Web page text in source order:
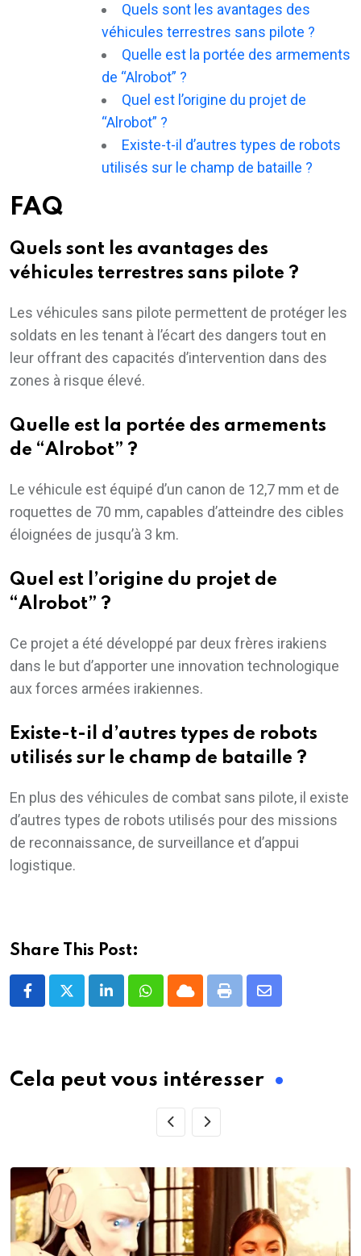
Quels sont les avantages des
véhicules terrestres sans pilote ?
Quelle est la portée des armements
de “Alrobot” ?
Quel est l’origine du projet de
“Alrobot” ?
Existe-t-il d’autres types de robots
utilisés sur le champ de bataille ?
FAQ
Quels sont les avantages des
véhicules terrestres sans pilote ?
Les véhicules sans pilote permettent de protéger les
soldats en les tenant à l’écart des dangers tout en
leur offrant des capacités d’intervention dans des
zones à risque élevé.
Quelle est la portée des armements
de “Alrobot” ?
Le véhicule est équipé d’un canon de 12,7 mm et de
roquettes de 70 mm, capables d’atteindre des cibles
éloignées de jusqu’à 3 km.
Quel est l’origine du projet de
“Alrobot” ?
Ce projet a été développé par deux frères irakiens
dans le but d’apporter une innovation technologique
aux forces armées irakiennes.
Existe-t-il d’autres types de robots
utilisés sur le champ de bataille ?
En plus des véhicules de combat sans pilote, il existe
d’autres types de robots utilisés pour des missions
de reconnaissance, de surveillance et d’appui
logistique.
Share This Post:
LinkedInWhatsapp
CloudPrint
Share
Cela peut vous intéresser